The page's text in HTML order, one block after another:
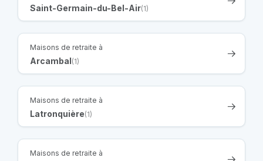
Saint-Germain-du-Bel-Air(1)
Maisons de retraite à
Arcambal (1)
Maisons de retraite à
Latronquière(1)
Maisons de retraite à